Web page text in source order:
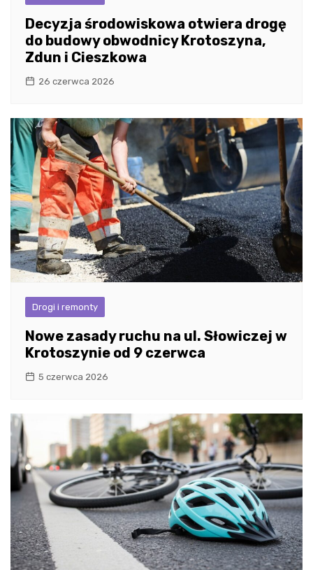
Decyzja środowiskowa otwiera drogę
do budowy obwodnicy Krotoszyna,
Zdun i Cieszkowa
26 czerwca 2026
Drogi i remonty
Nowe zasady ruchu na ul. Słowiczej w
Krotoszynie od 9 czerwca
5 czerwca 2026